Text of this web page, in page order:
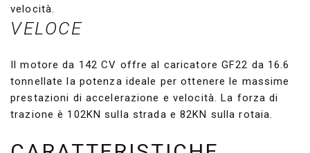
velocità.
VELOCE
Il motore da 142 CV offre al caricatore GF22 da 16.6
tonnellate la potenza ideale per ottenere le massime
prestazioni di accelerazione e velocità. La forza di
trazione è 102KN sulla strada e 82KN sulla rotaia.